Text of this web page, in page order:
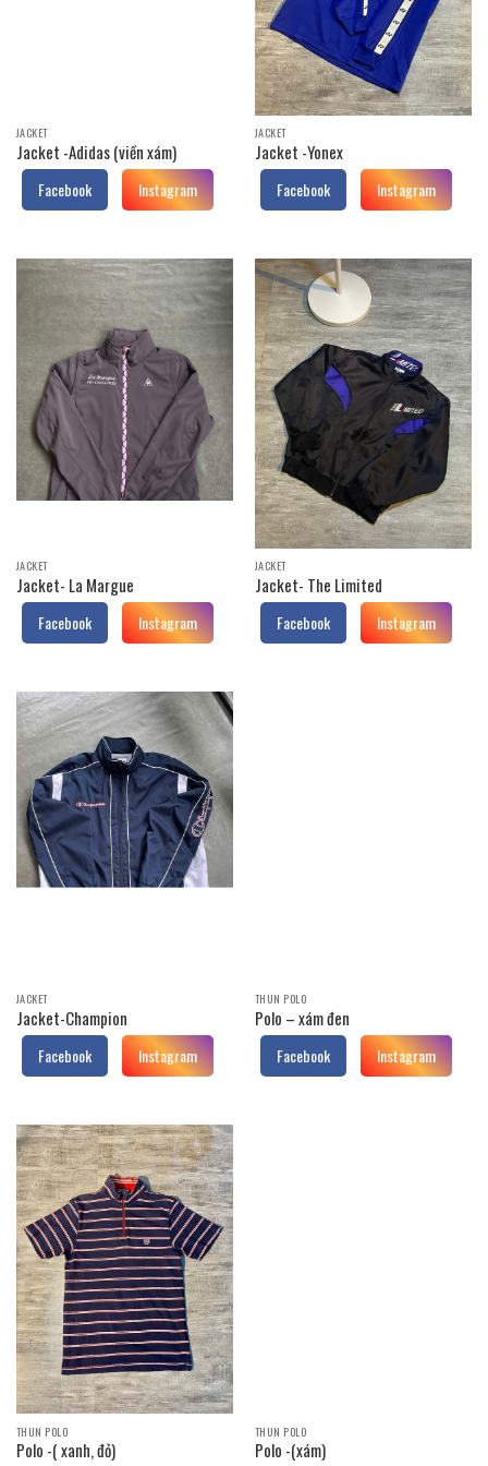
JACKET
Jacket -Adidas (viền xám)
Facebook Instagram
JACKET
Jacket -Yonex
Facebook Instagram
JACKET
Jacket- La Margue
Facebook Instagram
JACKET
Jacket- The Limited
Facebook Instagram
JACKET
Jacket-Champion
Facebook Instagram
THUN POLO
Polo – xám đen
Facebook Instagram
THUN POLO
Polo -( xanh, đỏ)
THUN POLO
Polo -(xám)